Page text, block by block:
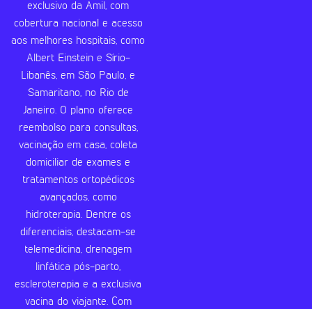
exclusivo da Amil, com
cobertura nacional e acesso
aos melhores hospitais, como
Albert Einstein e Sírio-
Libanês, em São Paulo, e
Samaritano, no Rio de
Janeiro. O plano oferece
reembolso para consultas,
vacinação em casa, coleta
domiciliar de exames e
tratamentos ortopédicos
avançados, como
hidroterapia. Dentre os
diferenciais, destacam-se
telemedicina, drenagem
linfática pós-parto,
escleroterapia e a exclusiva
vacina do viajante. Com